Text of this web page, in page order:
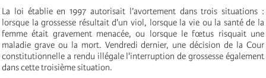
La loi établie en 1997 autorisait l’avortement dans trois situations :
lorsque la grossesse résultait d'un viol, lorsque la vie ou la santé de la
femme était gravement menacée, ou lorsque le fœtus risquait une
maladie grave ou la mort. Vendredi dernier, une décision de la Cour
constitutionnelle a rendu illégale l'interruption de grossesse également
dans cette troisième situation.